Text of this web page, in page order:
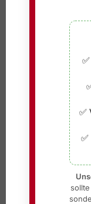
Zendure SolarFlow
3 kW AB3000 Batterie
In den
Sofort Lieferbar
Abholbar ab morgen
Muri bei Bern – Termin
erforderlich, auch Sa/
✅